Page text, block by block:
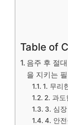
Table of
음주 후 절
을 지키는
1. 무리
2. 과도
3. 심
4. 안전